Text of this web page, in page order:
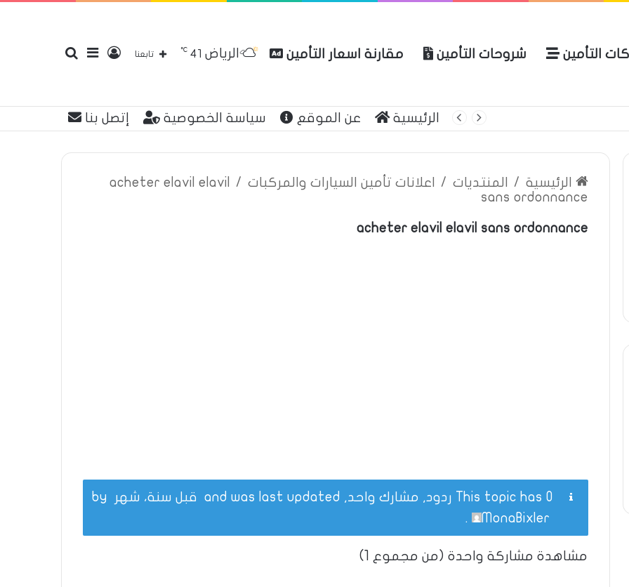
التأمين شروحات التأمين مقارنة اسعار التأمين إضافة
عمود
تسجيل
الدخول
تابعنا الرياض 41
℃
الرئيسية عن الموقع سياسة الخصوصية إتصل بنا
الرئيسية / المنتديات / اعلانات تأمين السيارات والمركبات /
acheter elavil elavil
sans ordonnance
acheter elavil elavil sans ordonnance
This topic has 0 ردود, مشارك واحد, and was last updated قبل سنة، شهر
MonaBixler
.
مشاهدة مشاركة واحدة (من مجموع 1)